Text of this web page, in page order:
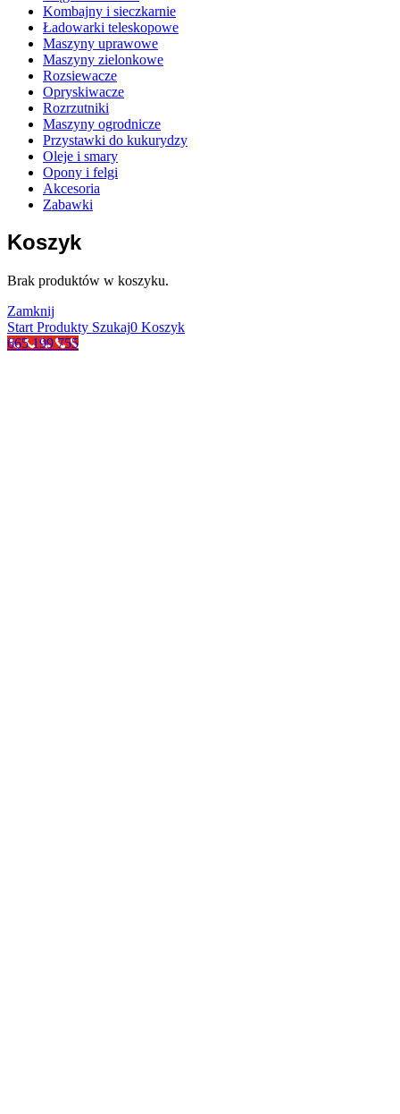
Kombajny i sieczkarnie
Ładowarki teleskopowe
Maszyny uprawowe
Maszyny zielonkowe
Rozsiewacze
Opryskiwacze
Rozrzutniki
Maszyny ogrodnicze
Przystawki do kukurydzy
Oleje i smary
Opony i felgi
Akcesoria
Zabawki
Koszyk
Brak produktów w koszyku.
Zamknij
Start Produkty Szukaj0 Koszyk
665 199 755